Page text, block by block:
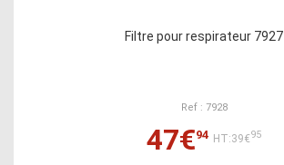
Filtre pour respirateur 7927
Ref : 7928
47€94 HT:39€95